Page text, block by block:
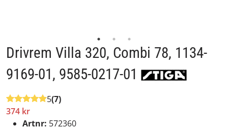
Drivrem Villa 320, Combi 78, 1134-
9169-01, 9585-0217-01
5(7)
374 kr
Artnr: 572360